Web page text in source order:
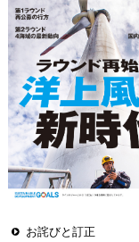
お詫びと訂正